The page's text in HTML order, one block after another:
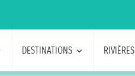
DESTINATIONS RIVIÈRES